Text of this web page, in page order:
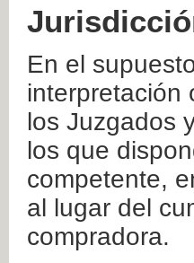
En el
interpretación
los Juzgados
los que
competente,
al lugar del
compradora.